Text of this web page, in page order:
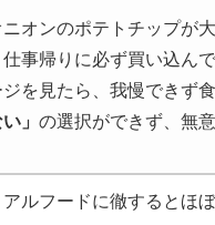
オンのポテトチップが
事帰りに必ず買い込ん
を見たら、我慢できず
」 の選択ができず、無
ルフードに徹するとほ